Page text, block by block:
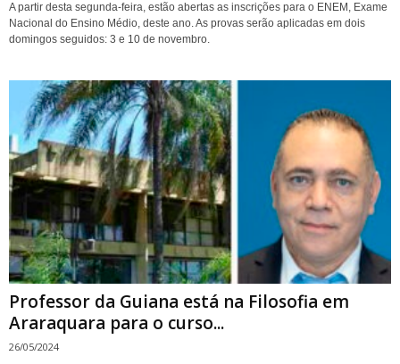
A partir desta segunda-feira, estão abertas as inscrições para o ENEM, Exame
Nacional do Ensino Médio, deste ano. As provas serão aplicadas em dois
domingos seguidos: 3 e 10 de novembro.
Professor da Guiana está na Filosofia em
Araraquara para o curso...
26/05/2024